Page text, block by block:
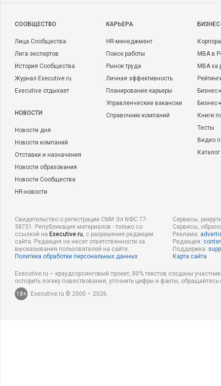
CООБЩЕСТВО
Лица Сообщества
Лига экспертов
История Сообщества
Журнал Executive.ru
Executive отдыхает
НОВОСТИ
Новости дня
Новости компаний
Отставки и назначения
Новости образования
Новости Сообщества
HR-новости
КАРЬЕРА
HR-менеджмент
Поиск работы
Рынок труда
Личная эффективность
Планирование карьеры
Управленческие вакансии
Справочник компаний
MBA в
MBA
Бизнес-
Книги
Тесты
Видео
Свидетельство о регистрации СМИ Эл NФС 77-
38751. Републикация материалов - только со
ссылкой на Executive.ru, с разрешения редакции
сайта. Редакция не несет ответственности за
высказывания пользователей на сайте.
Политика обработки персональных данных
Сервисы,
Сервисы,
Реклама:
Редакция:
Поддержка:
Карта сайта
Executive.ru – краудсорсинговый проект, 80% текстов созданы
оспорить логику повествования, уточнить цифры и факты,
18+
Executive.ru © 2000 – 2026.